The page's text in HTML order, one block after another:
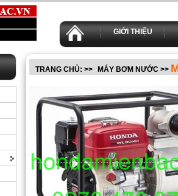
GIỚI THIỆU
TRANG CHỦ: >> MÁY BƠM NƯỚC >>